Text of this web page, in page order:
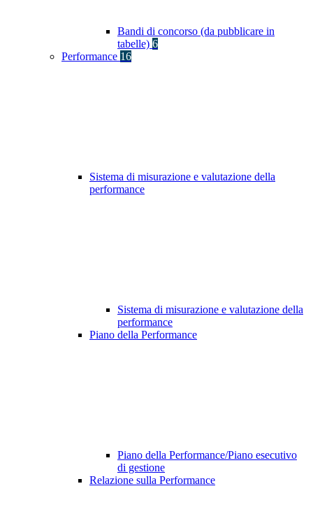
Bandi di concorso (da pubblicare in
tabelle) 6
Performance 16
Sistema di misurazione e valutazione della
performance
Sistema di misurazione e valutazione della
performance
Piano della Performance
Piano della Performance/Piano esecutivo
di gestione
Relazione sulla Performance